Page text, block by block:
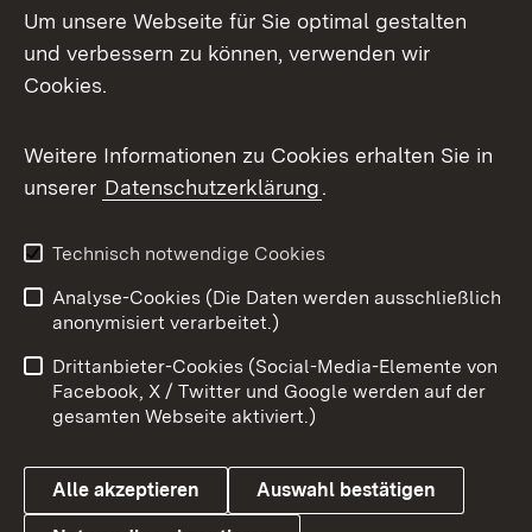
Facebook
X / Twitter
Youtube
Impressum
Kontakt
Barrierefreiheit
Datenschutz
Cookies
Um unsere Webseite für Sie optimal gestalten
und verbessern zu können, verwenden wir
Cookies.
Weitere Informationen zu Cookies erhalten Sie in
unserer Datenschutzerklärung.
Technisch notwendige Cookies
Analyse-Cookies (Die Daten werden ausschließlich
anonymisiert verarbeitet.)
Drittanbieter-Cookies (Social-Media-Elemente von
Facebook, X / Twitter und Google werden auf der
gesamten Webseite aktiviert.)
Alle akzeptieren Auswahl bestätigen